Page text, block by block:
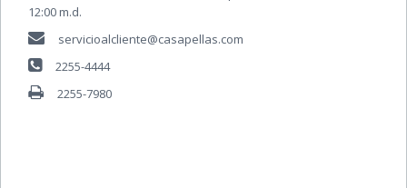
12:00 m.d.
servicioalcliente@casapellas.com
2255-4444
2255-7980